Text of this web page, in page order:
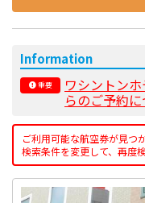
Information
重要 ワシントン
らのご予約
ご利用可能な航空券が見つ
検索条件を変更して、再度